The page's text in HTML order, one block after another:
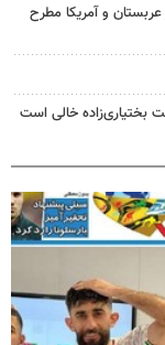
عربستان و آمریکا مطرح
بختیاری‌زاده خالی است